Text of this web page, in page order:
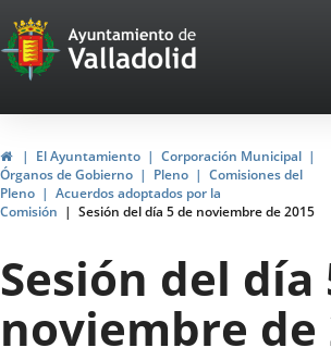
Portal
Web
del
Ayuntamiento
de
Valladolid
InicioEl Ayuntamiento
Corporación Municipal
Órganos de Gobierno
Pleno
Comisiones del
Pleno
Acuerdos adoptados por la
Comisión
Sesión del día 5 de noviembre de 2015
Sesión del día
noviembre de